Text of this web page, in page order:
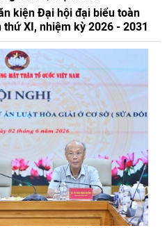
kiện Đại hội đại biểu toàn
XI, nhiệm kỳ 2026 - 2031